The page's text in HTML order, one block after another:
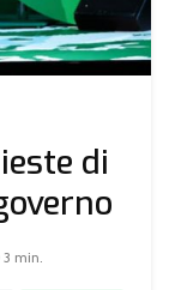
di
3 min.